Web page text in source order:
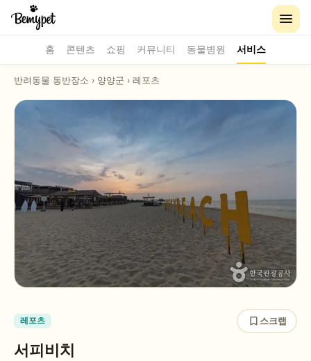
홈 콘텐츠 쇼핑 커뮤니티 동물병원 서비스
반려동물 동반장소 › 양양군 › 레포츠
레포츠 스크랩
서피비치